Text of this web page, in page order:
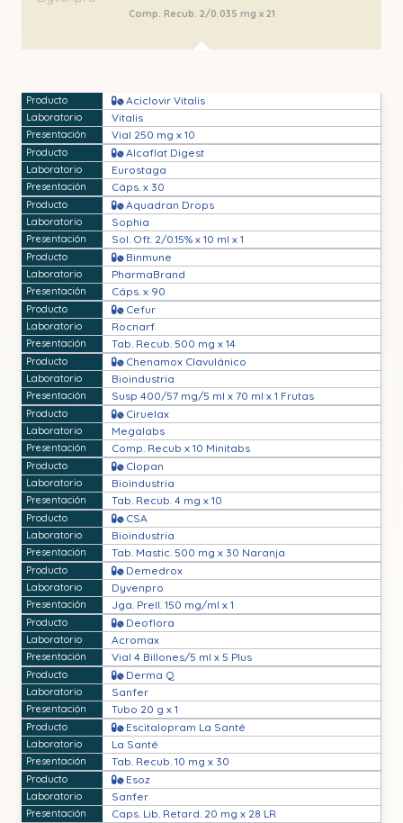
Comp. Recub. 2/0.035 mg x 21
Aciclovir Vitalis
Vitalis
Vial 250 mg x 10
Alcaflat Digest
Eurostaga
Cáps. x 30
Aquadran Drops
Sophia
Sol. Oft. 2/0.15% x 10 ml x 1
Binmune
PharmaBrand
Cáps. x 90
Cefur
Rocnarf
Tab. Recub. 500 mg x 14
Chenamox Clavulánico
Bioindustria
Susp 400/57 mg/5 ml x 70 ml x 1 Frutas
Ciruelax
Megalabs
Comp. Recub x 10 Minitabs
Clopan
Bioindustria
Tab. Recub. 4 mg x 10
CSA
Bioindustria
Tab. Mastic. 500 mg x 30 Naranja
Demedrox
Dyvenpro
Jga. Prell. 150 mg/ml x 1
Deoflora
Acromax
Vial 4 Billones/5 ml x 5 Plus
Derma Q
Sanfer
Tubo 20 g x 1
Escitalopram La Santé
La Santé
Tab. Recub. 10 mg x 30
Esoz
Sanfer
Caps. Lib. Retard. 20 mg x 28 LR